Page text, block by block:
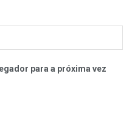
para a próxima vez